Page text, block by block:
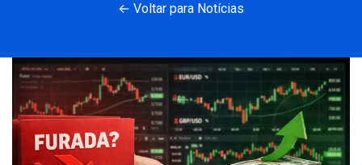
← Voltar para Notícias